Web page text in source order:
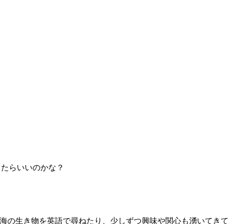
らいいのかな？
の生き物を英語で尋ねたり、少しずつ興味や関心も湧いてきて